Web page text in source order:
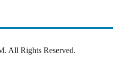
All Rights Reserved.